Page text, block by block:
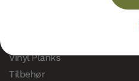
Vinyl Planks
Tilbehør